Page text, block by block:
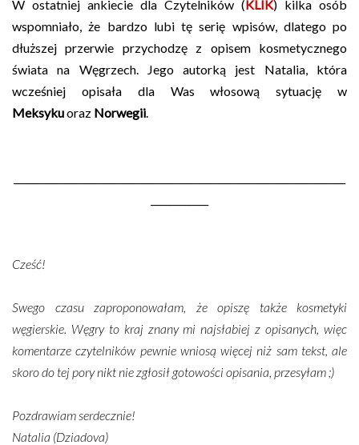
W ostatniej ankiecie dla Czytelników (KLIK) kilka osób
wspomniało, że bardzo lubi tę serię wpisów, dlatego po
dłuższej przerwie przychodzę z opisem kosmetycznego
świata na Węgrzech. Jego autorką jest Natalia, która
wcześniej opisała dla Was włosową sytuację w
Meksykuoraz Norwegii
Cześć!
Swego czasu zaproponowałam, że opiszę także kosmetyki
węgierskie. Węgry to kraj znany mi najsłabiej z opisanych, więc
komentarze czytelników pewnie wniosą więcej niż sam tekst, ale
skoro do tej pory nikt nie zgłosił gotowości opisania, przesyłam ;)
Pozdrawiam serdecznie!
Natalia (Dziadova)